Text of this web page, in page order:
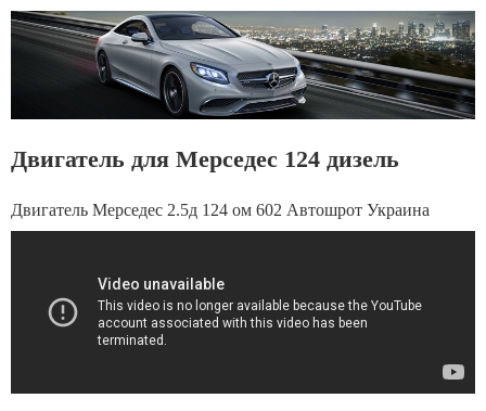
Двигатель для Мерседес 124 дизель
Двигатель Мерседес 2.5д 124 ом 602 Автошрот Украина